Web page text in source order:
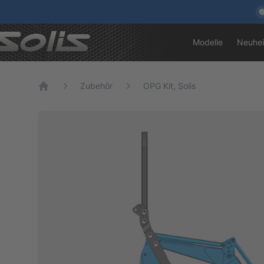
Modelle
Zubehör OPG Kit, Solis